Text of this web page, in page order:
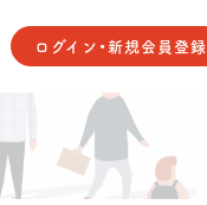
ログイン・新規会員登録